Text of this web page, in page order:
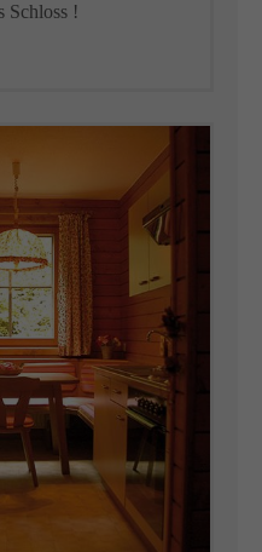
Schloss !